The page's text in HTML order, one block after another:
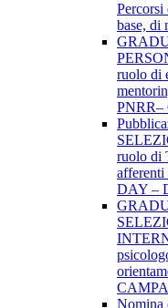
Percorsi
base, di
ruolo di
ruolo di
DAY –
Nomina